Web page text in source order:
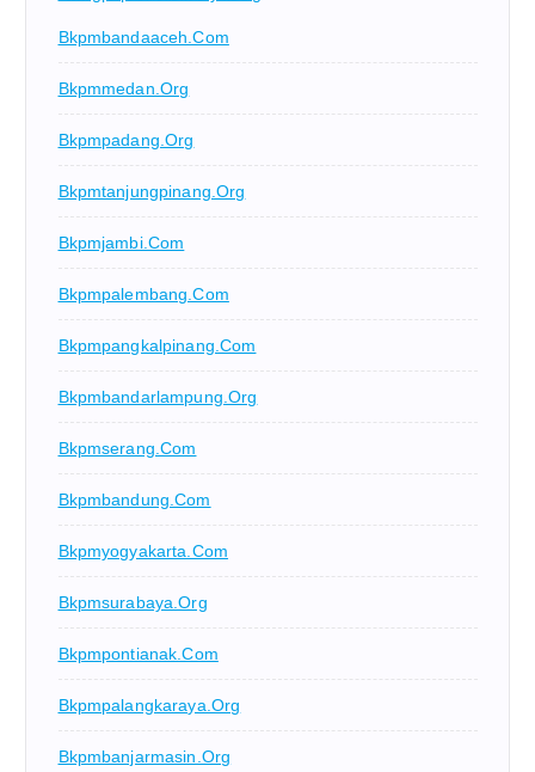
Bkpmbandaaceh.com
Bkpmmedan.org
Bkpmpadang.org
Bkpmtanjungpinang.org
Bkpmjambi.com
Bkpmpalembang.com
Bkpmpangkalpinang.com
Bkpmbandarlampung.org
Bkpmserang.com
Bkpmbandung.com
Bkpmyogyakarta.com
Bkpmsurabaya.org
Bkpmpontianak.com
Bkpmpalangkaraya.org
Bkpmbanjarmasin.org